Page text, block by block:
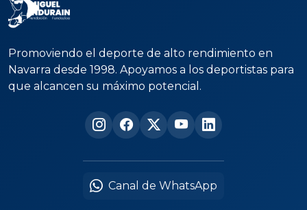
Promoviendo el deporte de alto rendimiento en
Navarra desde 1998. Apoyamos a los deportistas para
que alcancen su máximo potencial.
Canal de WhatsApp